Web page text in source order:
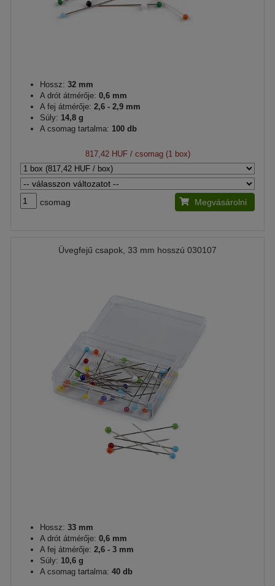
Hossz: 32 mm
A drót átmérője: 0,6 mm
A fej átmérője: 2,6 - 2,9 mm
Súly: 14,8 g
A csomag tartalma: 100 db
817,42 HUF/ csomag (1 box)
csomag Megvásárolni
Üvegfejű csapok, 33 mm hosszú 030107
Hossz: 33 mm
A drót átmérője: 0,6 mm
A fej átmérője: 2,6 - 3 mm
Súly: 10,6 g
A csomag tartalma: 40 db